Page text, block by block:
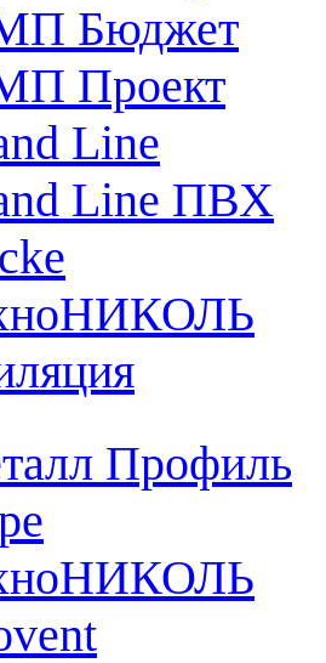
Бюджет
Проект
Line
Line ПВХ
Профиль